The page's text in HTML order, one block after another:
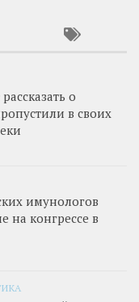
о
в своих
имунологов
на конгрессе в